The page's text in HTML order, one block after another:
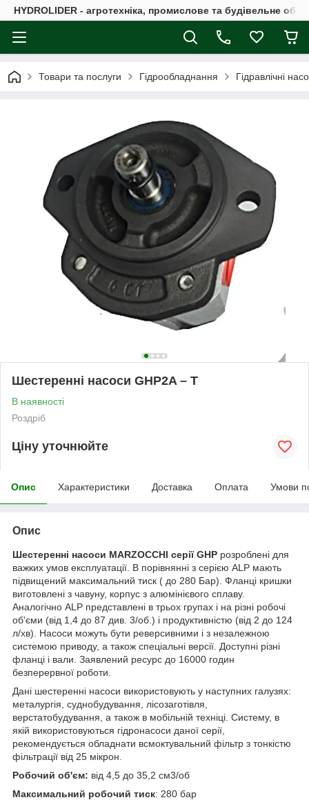
HYDROLIDER - агротехніка, промислове та будівельне
Товари та послуги Гідрообладнання Гідравлічні
Шестеренні насоси GHP2A – T
В наявності
Роздріб
Ціну уточнюйте
Опис Характеристики Доставка Оплата Умови
Опис
Шестеренні насоси MARZOCCHI серії GHP розроблені для
важких умов експлуатації. В порівнянні з серією ALP мають
підвищений максимальний тиск ( до 280 Бар). Фланці кришки
виготовлені з чавуну, корпус з алюмінієвого сплаву.
Аналогічно ALP представлені в трьох групах і на різні робочі
об'єми (від 1,4 до 87 див. 3/об.) і продуктивністю (від 2 до 124
л/хв). Насоси можуть бути реверсивними і з незалежною
системою приводу, а також спеціальні версії. Доступні різні
фланці і вали. Заявлений ресурс до 16000 годин
безперервної роботи.
Дані шестеренні насоси використовують у наступних галузях:
металургія, суднобудування, лісозаготівля,
верстатобудування, а також в мобільній техніці. Систему, в
якій використовуються гідронасоси даної серії,
рекомендується обладнати всмоктувальний фільтр з тонкістю
фільтрації від 25 мікрон.
Робочий об'єм: від 4,5 до 35,2 см3/об
Максимальний робочий тиск: 280 бар